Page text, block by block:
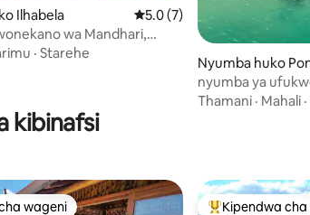
kati ya 5, tathmini 65
Ilhabela Ukadiriaji wa wastani wa 5.0
5.0 (7)
wa Mandhari,
Bwawa la Kuogelea
· Starehe
Nyumba huko
nyumba ya
Thamani · Mahali ·
kibinafsi
wageni Kipendwa